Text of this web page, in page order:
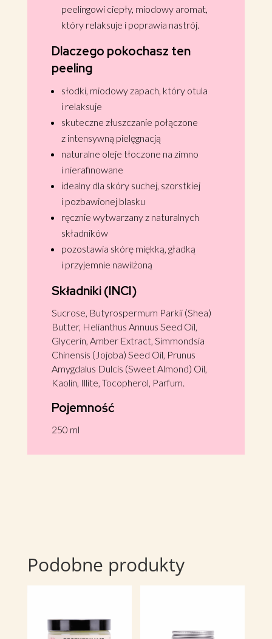
peelingowi ciepły, miodowy aromat,
który relaksuje i poprawia nastrój.
Dlaczego pokochasz ten
peeling
słodki, miodowy zapach, który otula
i relaksuje
skuteczne złuszczanie połączone
z intensywną pielęgnacją
naturalne oleje tłoczone na zimno
i nierafinowane
idealny dla skóry suchej, szorstkiej
i pozbawionej blasku
ręcznie wytwarzany z naturalnych
składników
pozostawia skórę miękką, gładką
i przyjemnie nawilżoną
Składniki (INCI)
Sucrose, Butyrospermum Parkii (Shea)
Butter, Helianthus Annuus Seed Oil,
Glycerin, Amber Extract, Simmondsia
Chinensis (Jojoba) Seed Oil, Prunus
Amygdalus Dulcis (Sweet Almond) Oil,
Kaolin, Illite, Tocopherol, Parfum.
Pojemność
250 ml
Podobne produkty